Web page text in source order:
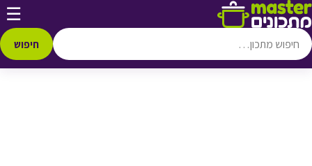
דלג לתוכן ☰
חיפוש
♥ הוספה